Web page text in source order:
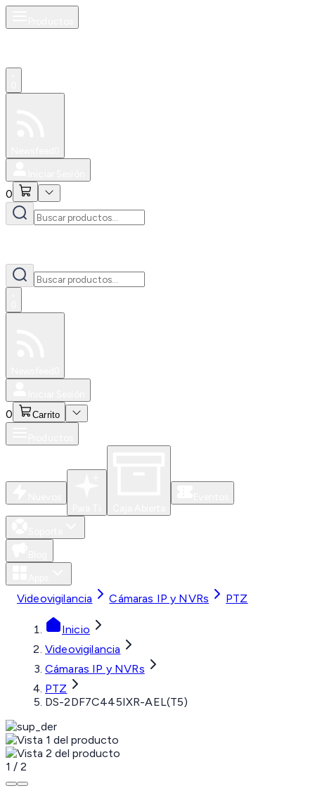
0
0 Carrito
Videovigilancia Cámaras IP y NVRs PTZ
Inicio
Videovigilancia
Cámaras IP y NVRs
PTZ
DS-2DF7C445IXR-AEL(T5)
1 / 2